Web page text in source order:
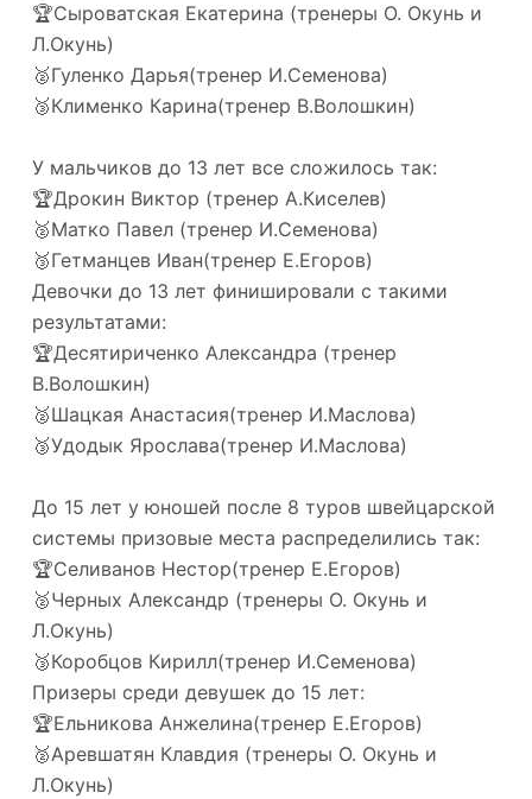
🏆Сыроватская Екатерина (тренеры О. Окунь и
Л.Окунь)
🥈Гуленко Дарья(тренер И.Семенова)
🥉Клименко Карина(тренер В.Волошкин)
У мальчиков до 13 лет все сложилось так:
🏆Дрокин Виктор (тренер А.Киселев)
🥈Матко Павел (тренер И.Семенова)
🥉Гетманцев Иван(тренер Е.Егоров)
Девочки до 13 лет финишировали с такими
результатами:
🏆Десятириченко Александра (тренер
В.Волошкин)
🥈Шацкая Анастасия(тренер И.Маслова)
🥉Удодык Ярослава(тренер И.Маслова)
До 15 лет у юношей после 8 туров швейцарской
системы призовые места распределились так:
🏆Селиванов Нестор(тренер Е.Егоров)
🥈Черных Александр (тренеры О. Окунь и
Л.Окунь)
🥉Коробцов Кирилл(тренер И.Семенова)
Призеры среди девушек до 15 лет:
🏆Ельникова Анжелина(тренер Е.Егоров)
🥈Аревшатян Клавдия (тренеры О. Окунь и
Л.Окунь)